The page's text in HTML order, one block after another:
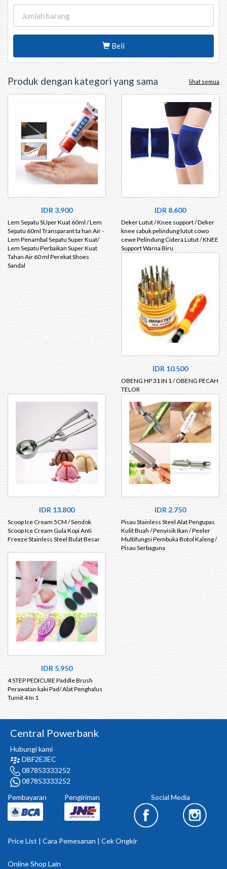
Beli
Produk dengan kategori yang sama lihat semua
IDR 3.900
Lem Sepatu SUper Kuat 60ml / Lem
Sepatu 60ml Transparant ta han Air -
Lem Penambal Sepatu Super Kuat/
Lem Sepatu Perbaikan Super Kuat
Tahan Air 60 ml Perekat Shoes
Sandal
IDR 8.600
Deker Lutut / Knee support / Deker
knee sabuk pelindung lutut cowo
cewe Pelindung Cidera Lutut / KNEE
Support Warna Biru
IDR 10.500
OBENG HP 31 IN 1 / OBENG PECAH
TELOR
IDR 13.800
Scoop Ice Cream 5CM / Sendok
Scoop Ice Cream Gula Kopi Anti
Freeze Stainless Steel Bulat Besar
IDR 2.750
Pisau Stainless Steel Alat Pengupas
Kulit Buah / Penyisik Ikan / Peeler
Multifungsi Pembuka Botol Kaleng /
Pisau Serbaguna
IDR 5.950
4 STEP PEDICURE Paddle Brush
Perawatan kaki Pad/ Alat Penghalus
Tumit 4 In 1
Central Powerbank
Hubungi kami
DBF2E3EC
087853333252
087853333252
Pembayaran
Pengiriman Social Media
Price List | Cara Pemesanan | Cek Ongkir
Online Shop Lain